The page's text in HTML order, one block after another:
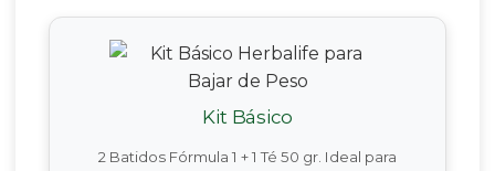
Kit Básico
2 Batidos Fórmula 1 + 1 Té 50 gr. Ideal para